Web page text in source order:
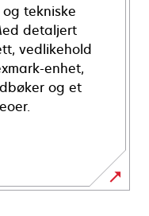
tekniske
detaljert
vedlikehold
enhet,
og et